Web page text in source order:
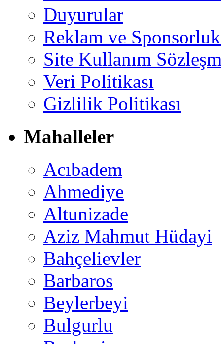
Duyurular
Reklam ve Sponsorluk
Site Kullanım
Veri Politikası
Gizlilik Politikası
Mahalleler
Acıbadem
Ahmediye
Altunizade
Aziz Mahmut Hüdayi
Bahçelievler
Barbaros
Beylerbeyi
Bulgurlu